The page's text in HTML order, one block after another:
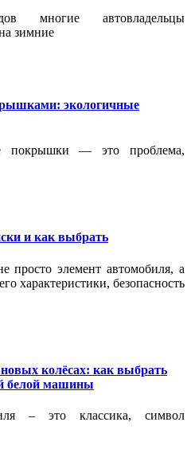
многие автовладельцы
зимние
экологичные
покрышки — это проблема,
и как выбрать
просто элемент автомобиля, а
характеристики, безопасность
колёсах: как выбрать
белой машины
– это классика, символ